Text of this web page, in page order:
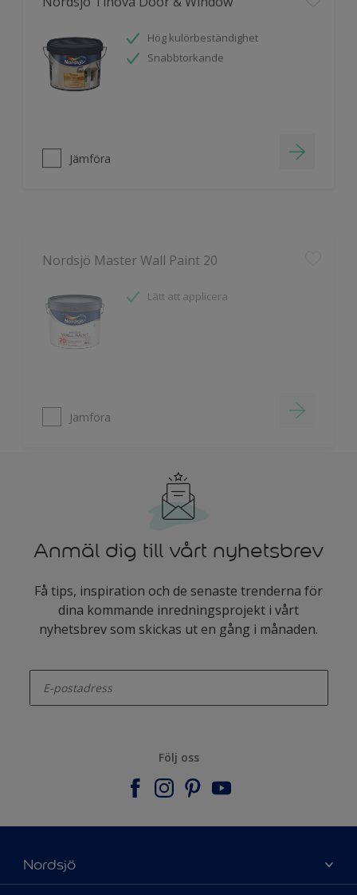
Snabbtorkande
Lätt att applicera
Anmäl dig till vårt nyhetsbrev
Få tips, inspiration och de senaste trenderna för
dina kommande inredningsprojekt i vårt
nyhetsbrev som skickas ut en gång i månaden.
Följ oss
Nordsjö